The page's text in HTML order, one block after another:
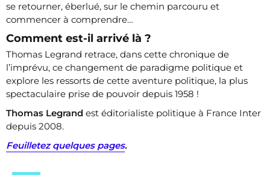
se retourner, éberlué, sur le chemin parcouru et
commencer à comprendre…
Comment est-il arrivé là ?
Thomas Legrand retrace, dans cette chronique de
l’imprévu, ce changement de paradigme politique et
explore les ressorts de cette aventure politique, la plus
spectaculaire prise de pouvoir depuis 1958 !
Thomas Legrand est éditorialiste politique à France Inter
depuis 2008.
Feuilletez quelques pages.